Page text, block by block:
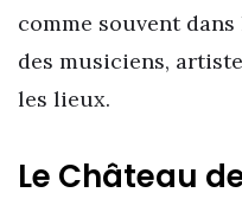
comme souvent
des musiciens,
les lieux.
Le Château